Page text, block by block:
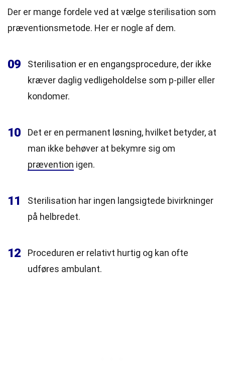
Der er mange fordele ved at vælge sterilisation som
præventionsmetode. Her er nogle af dem.
09
Sterilisation er en engangsprocedure, der ikke
kræver daglig vedligeholdelse som p-piller eller
kondomer.
10
Det er en permanent løsning, hvilket betyder, at
man ikke behøver at bekymre sig om
prævention igen.
11
Sterilisation har ingen langsigtede bivirkninger
på helbredet.
12
Proceduren er relativt hurtig og kan ofte
udføres ambulant.